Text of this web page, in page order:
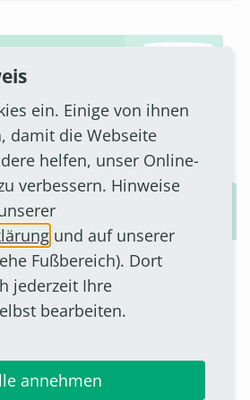
Öffentlichkeitsarbeit und
Karin
ein. Einige von ihnen
damit die Webseite
helfen, unser Online-
verbessern. Hinweise
und auf unserer
Fußbereich). Dort
jederzeit Ihre
bearbeiten.
annehmen